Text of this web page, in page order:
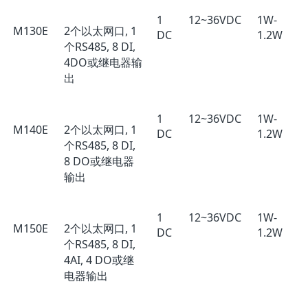
M130E
2个以太网口, 1
个RS485, 8 DI,
4DO或继电器输
出
1
DC
12~36VDC
1W-
1.2W
M140E
2个以太网口, 1
个RS485, 8 DI,
8 DO或继电器
输出
1
DC
12~36VDC
1W-
1.2W
M150E
2个以太网口, 1
个RS485, 8 DI,
4AI, 4 DO或继
电器输出
1
DC
12~36VDC
1W-
1.2W